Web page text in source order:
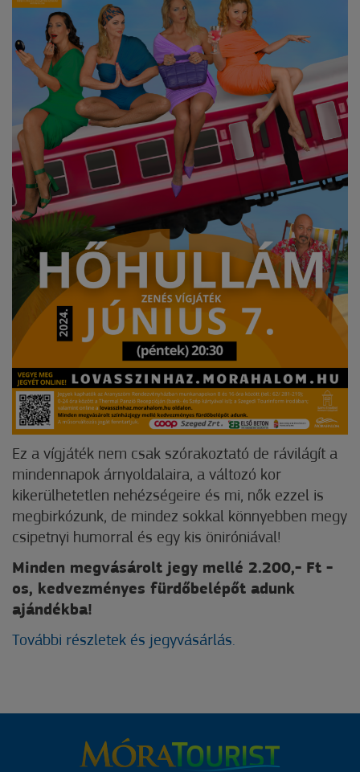
Ez a vígjáték nem csak szórakoztató de rávilágít a
mindennapok árnyoldalaira, a változó kor
kikerülhetetlen nehézségeire és mi, nők ezzel is
megbirkózunk, de mindez sokkal könnyebben megy
csipetnyi humorral és egy kis öniróniával!
Minden megvásárolt jegy mellé 2.200,- Ft -
os, kedvezményes fürdőbelépőt adunk
ajándékba!
További részletek és jegyvásárlás.